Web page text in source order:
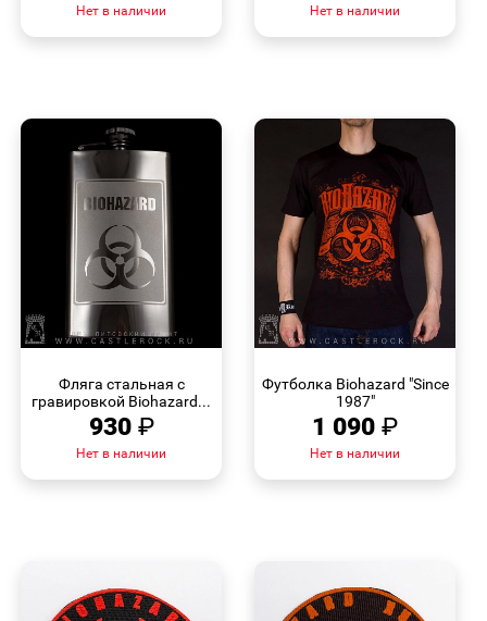
Нет в наличии Нет в наличии
Фляга стальная с
гравировкой Biohazard...
930 ₽
Нет в наличии
Футболка Biohazard "Since
1987"
1 090 ₽
Нет в наличии